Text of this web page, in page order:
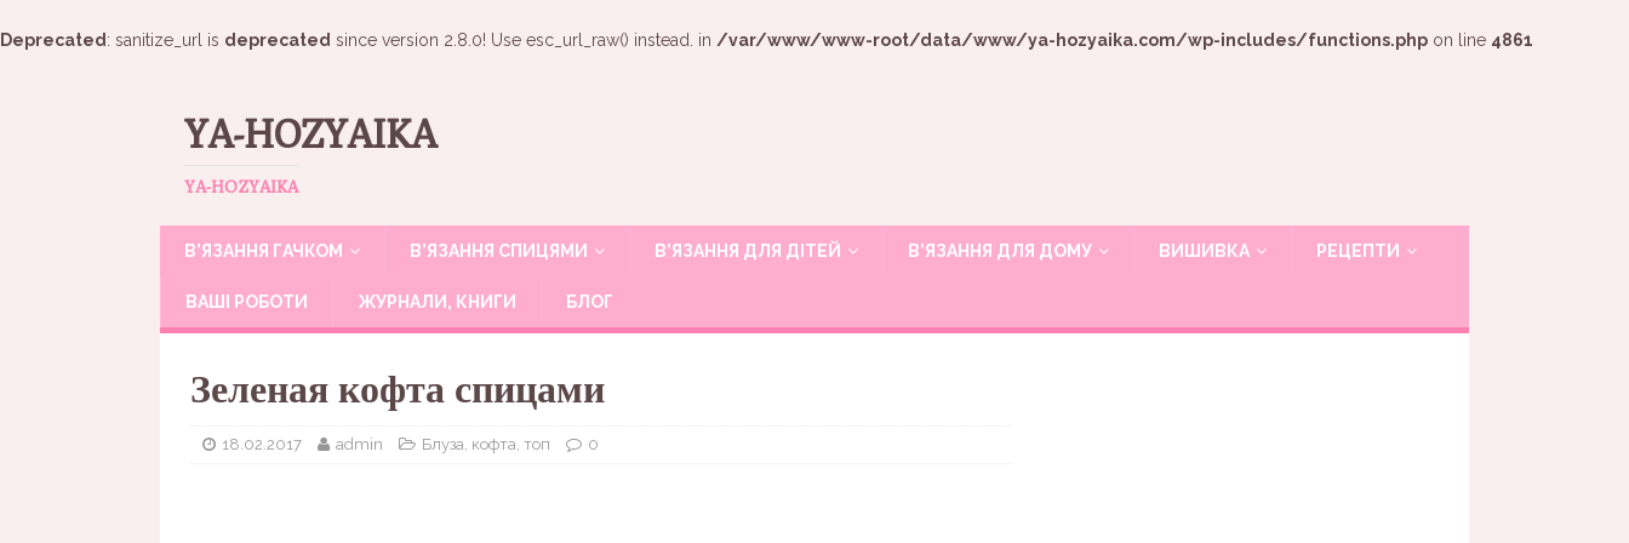
Deprecated : sanitize_url is deprecated since version 2.8.0! Use esc_url_raw() instead. in /var/www/www-root/data/www/ya-hozyaika.com/wp-includes/functions.php on line 4861
YA-HOZYAIKA
YA-HOZYAIKA
В’ЯЗАННЯ ГАЧКОМ В’ЯЗАННЯ СПИЦЯМИ В’ЯЗАННЯ ДЛЯ ДІТЕЙ В’ЯЗАННЯ ДЛЯ ДОМУ ВИШИВКА РЕЦЕПТИ
ВАШІ РОБОТИ ЖУРНАЛИ, КНИГИ БЛОГ
Зеленая кофта спицами
18.02.2017 admin Блуза, кофта, топ 0